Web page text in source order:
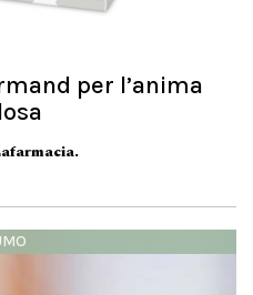
per l’anima